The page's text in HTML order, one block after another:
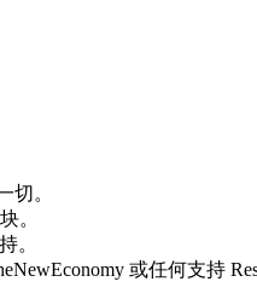
切。
。
。
或任何支持